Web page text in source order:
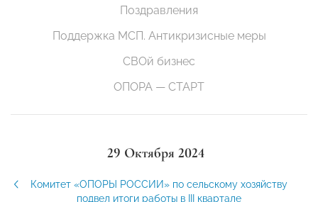
Поздравления
Поддержка МСП. Антикризисные меры
СВОй бизнес
ОПОРА — СТАРТ
29 Октября 2024
Комитет «ОПОРЫ РОССИИ» по сельскому хозяйству
подвел итоги работы в III квартале